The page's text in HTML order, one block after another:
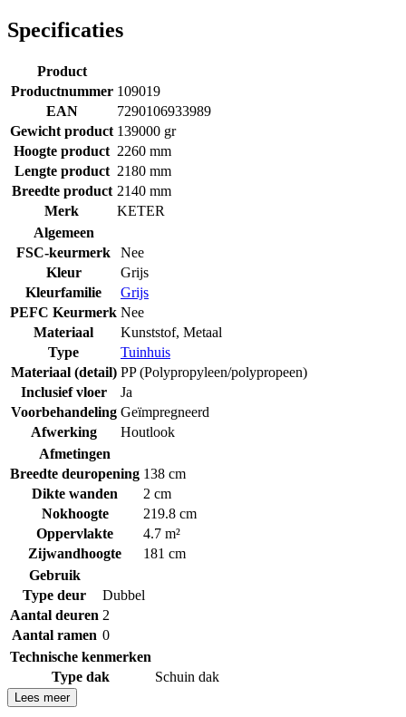
Specificaties
Product
Productnummer 109019
EAN
7290106933989
Gewicht product 139000 gr
Hoogte product 2260 mm
Lengte product 2180 mm
Breedte product 2140 mm
Merk
KETER
Algemeen
FSC-keurmerk
Nee
Kleur
Grijs
Kleurfamilie
Grijs
PEFC Keurmerk Nee
Materiaal
Kunststof, Metaal
Type
Tuinhuis
Materiaal (detail) PP (Polypropyleen/polypropeen)
Inclusief vloer
Ja
Voorbehandeling Geïmpregneerd
Afwerking
Houtlook
Afmetingen
Breedte deuropening 138 cm
Dikte wanden
2 cm
Nokhoogte
219.8 cm
Oppervlakte
4.7 m²
Zijwandhoogte
181 cm
Gebruik
Type deur
Dubbel
Aantal deuren 2
Aantal ramen 0
Technische kenmerken
Type dak
Schuin dak
Lees meer